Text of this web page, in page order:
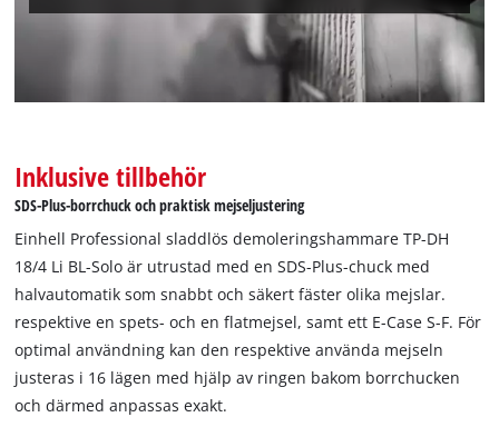
Inklusive tillbehör
SDS-Plus-borrchuck och praktisk mejseljustering
Einhell Professional sladdlös demoleringshammare TP-DH
18/4 Li BL-Solo är utrustad med en SDS-Plus-chuck med
halvautomatik som snabbt och säkert fäster olika mejslar.
respektive en spets- och en flatmejsel, samt ett E-Case S-F. För
optimal användning kan den respektive använda mejseln
justeras i 16 lägen med hjälp av ringen bakom borrchucken
och därmed anpassas exakt.